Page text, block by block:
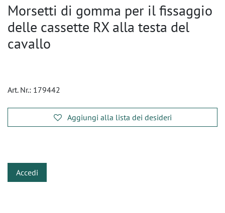
Morsetti di gomma per il fissaggio
delle cassette RX alla testa del
cavallo
Art. Nr.: 179442
Aggiungi alla lista dei desideri
Accedi